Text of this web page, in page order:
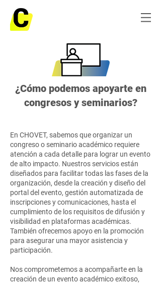
¿Cómo podemos apoyarte en
congresos y seminarios?
En CHOVET, sabemos que organizar un
congreso o seminario académico requiere
atención a cada detalle para lograr un evento
de alto impacto. Nuestros servicios están
diseñados para facilitar todas las fases de la
organización, desde la creación y diseño del
portal del evento, gestión automatizada de
inscripciones y comunicaciones, hasta el
cumplimiento de los requisitos de difusión y
visibilidad en plataformas académicas.
También ofrecemos apoyo en la promoción
para asegurar una mayor asistencia y
participación.
Nos comprometemos a acompañarte en la
creación de un evento académico exitoso,